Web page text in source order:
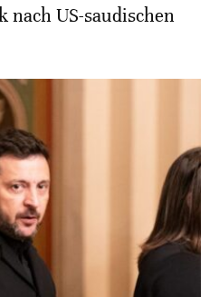
US-saudischen